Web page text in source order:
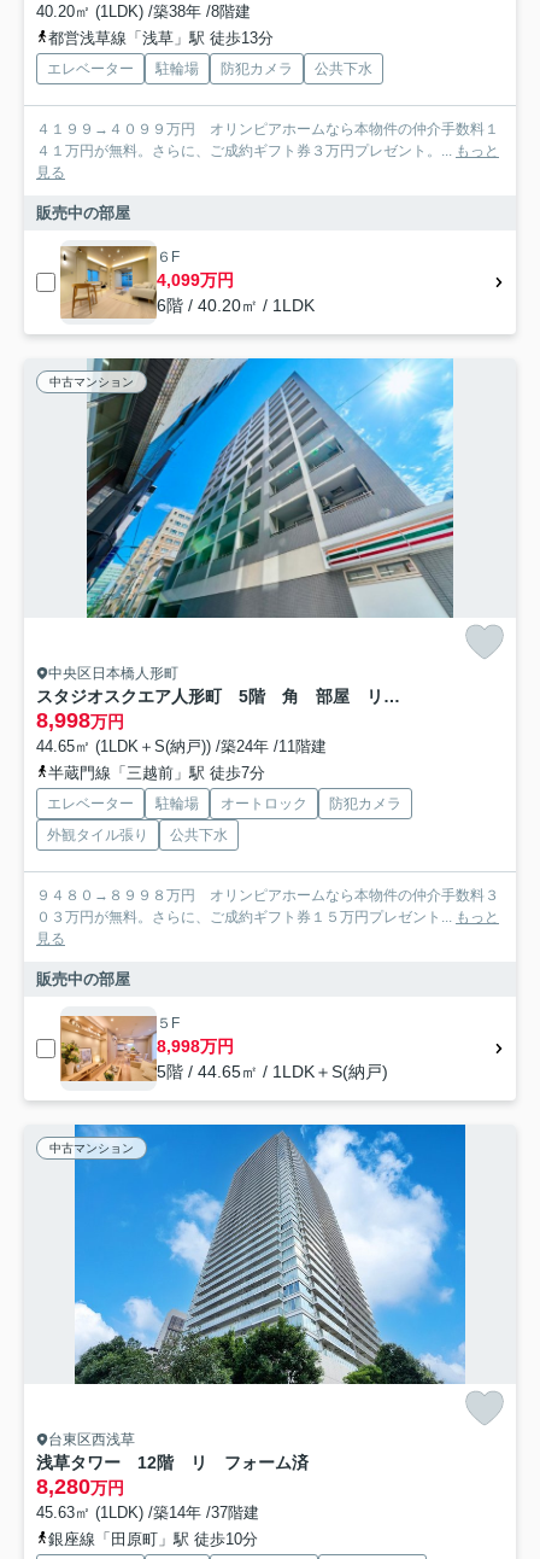
40.20㎡ (1LDK) /築38年 /8階建
都営浅草線「浅草」駅 徒歩13分
エレベーター 駐輪場 防犯カメラ 公共下水
４１９９→４０９９万円 オリンピアホームなら本物件の仲介手数料１
４１万円が無料。さらに、ご成約ギフト券３万円プレゼント。... もっと
見る
販売中の部屋
６F
4,099万円
6階 / 40.20㎡ / 1LDK
中古マンション
中央区日本橋人形町
スタジオスクエア人形町 5階 角 部屋 リ フォーム済
8,998万円
44.65㎡ (1LDK＋S(納戸)) /築24年 /11階建
半蔵門線「三越前」駅 徒歩7分
エレベーター 駐輪場 オートロック
防犯カメラ
外観タイル張り
公共下水
９４８０→８９９８万円 オリンピアホームなら本物件の仲介手数料３
０３万円が無料。さらに、ご成約ギフト券１５万円プレゼント... もっと
見る
販売中の部屋
５F
8,998万円
5階 / 44.65㎡ / 1LDK＋S(納戸)
中古マンション
台東区西浅草
浅草タワー 12階 リ フォーム済
8,280万円
45.63㎡ (1LDK) /築14年 /37階建
銀座線「田原町」駅 徒歩10分